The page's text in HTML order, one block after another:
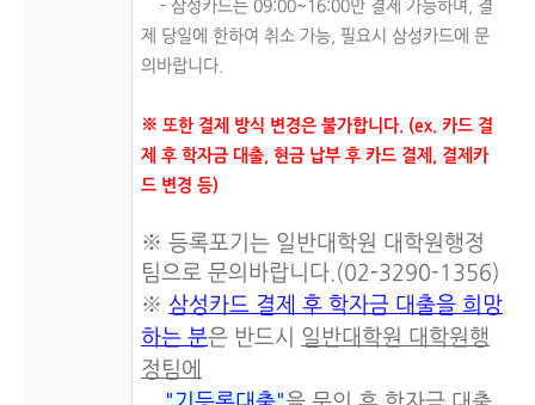
- 삼성카드는 09:00~16:00만 결제 가능하며, 결
제 당일에 한하여 취소 가능, 필요시 삼성카드에 문
의바랍니다.
※ 또한 결제 방식 변경은 불가합니다. (ex. 카드 결
제 후 학자금 대출, 현금 납부 후 카드 결제, 결제카
드 변경 등)
※ 등록포기는 일반대학원 대학원행정
팀으로 문의바랍니다.(02-3290-1356)
※ 삼성카드 결제 후 학자금 대출을 희망
하는 분은 반드시 일반대학원 대학원행
정팀에